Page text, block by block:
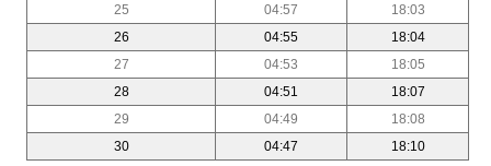
25
04:57
18:03
26
04:55
18:04
27
04:53
18:05
28
04:51
18:07
29
04:49
18:08
30
04:47 18:10